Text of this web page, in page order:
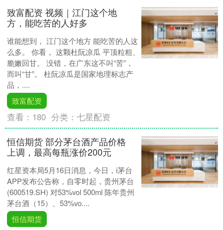
致富配资 视频｜江门这个地
方，能吃苦的人好多
谁能想到， 江门这个地方 能吃苦的人这
么多。 你看， 这颗杜阮凉瓜 平顶粒粗、
脆嫩回甘。 没错，在广东这不叫“苦”，
而叫“甘”。 杜阮凉瓜是国家地理标志产
品，....
致富配资
查看： 180 分类：七星配资
恒信期货 部分茅台酒产品价格
上调，最高每瓶涨价200元
红星资本局5月16日消息，今日，i茅台
APP发布公告称，自零时起，贵州茅台
(600519.SH) 对53%vol 500ml 陈年贵州
茅台酒（15）、53%vo....
恒信期货